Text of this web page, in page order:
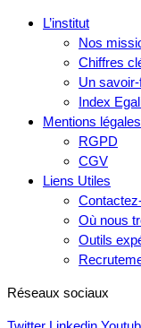
L’institut
Nos
Chiffres
Un
Index
Mentions légales
RGPD
CGV
Liens Utiles
Où nous
Outils
Réseaux sociaux